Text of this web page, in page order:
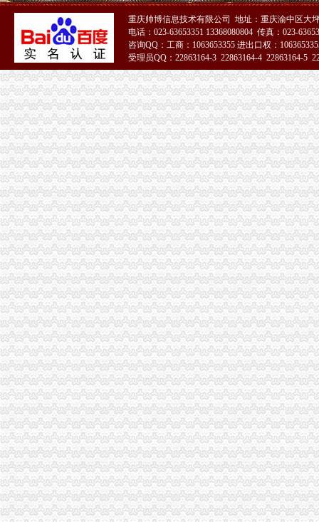
重庆市渝中区马家堡安利专卖店地址重庆市马家堡哪有卖安利产【今日
渝中区马家堡小学应急避难场所到马家堡怎么走？-住哪网
求助,在渝中区马家堡办过准生证MM帮忙说哈有些啥要求。-孕期闲聊
重庆市渝中区马家堡副食经营部饮料批发部
渝中区马家堡小学二年级三班二单元复习资料(一)_老师_新浪博客
[转载]渝中区马家堡小学二年级三班二单元复习资料(三)_萱萱_新浪
重庆市渝中区马家堡付食经营部长征付食门市_【信用信息_诉讼信息_
重庆市渝中区马家堡小学二年级3班歌咏比赛-原创-高清-爱奇艺
修改重庆市渝中区马家堡小学资料-我要搜学网
渝中区马家堡小学好不好呀？求指教-早教幼儿园小学-重庆购物狂
说课唐令春重庆渝中区马家堡小学《可能》-原创-搜狐
重庆市渝中区马家堡小学-城市吧街景地图
【重庆市渝中区马家堡-公交车站商铺出租渝中大坪商铺出租】第一时
重庆市渝中区马家堡小学附近7天_重庆市渝中区马家堡小学附近7天连
【重庆市渝中区大坪制面厂马家堡饮食店】重庆市渝中区大坪制面厂
重庆市渝中区马家堡小学介绍_简介-马家堡小学
市渝中区马家堡小学股票开户,重庆市渝中区马家堡小学股票开户,
重庆市渝中区马家堡小学校怎么样_百度知道
渝中区中华路小学、马家堡小学新学期响“创模”第一_环保先锋_
桐君阁大房重庆市渝中区马家堡八十八店
重庆市渝中区马家堡小学校择校费|重庆市渝中区马家堡小学校住宿费,
重庆中房家苑房产经纪有限公司渝中区马家堡经营部_【信用信息_诉讼
说课唐令春重庆渝中区马家堡小学《可能》—在线播放—优酷
说课唐令春重庆渝中区马家堡小学《可能》—在线播放—优酷
说课唐令春重庆渝中区马家堡小学《可能》_土豆
说课唐令春重庆渝中区马家堡小学《可能》_土豆
重庆市渝中区马家堡粮店_重庆市_渝中区_企业在线
重庆市渝中区马家堡粮店_重庆市_渝中区_企业在线
重庆帅博信息技术有限公司 地址：重庆渝中区大
电话：023-63653351 13368080804 传真：023-
咨询QQ：工商：1063653355 进出口权：
受理员QQ：22863164-3 22863164-4 22863164-5
51La